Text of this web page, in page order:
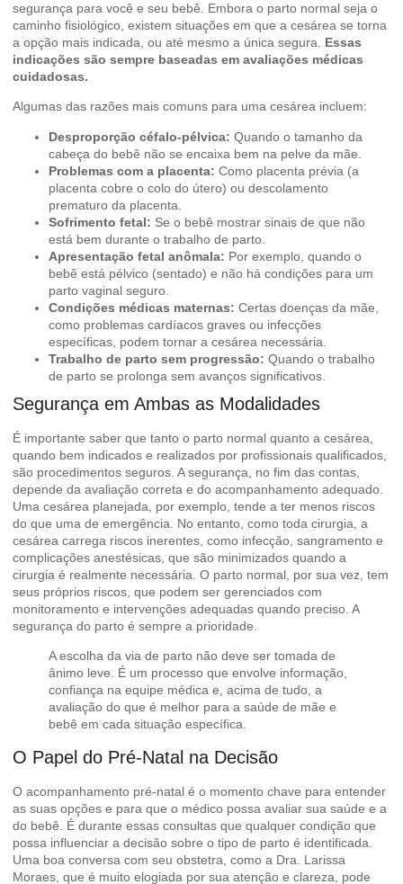
segurança para você e seu bebê. Embora o parto normal seja o
caminho fisiológico, existem situações em que a cesárea se torna
a opção mais indicada, ou até mesmo a única segura. Essas
indicações são sempre baseadas em avaliações médicas
cuidadosas.
Algumas das razões mais comuns para uma cesárea incluem:
Desproporção céfalo-pélvica: Quando o tamanho da
cabeça do bebê não se encaixa bem na pelve da mãe.
Problemas com a placenta: Como placenta prévia (a
placenta cobre o colo do útero) ou descolamento
prematuro da placenta.
Sofrimento fetal: Se o bebê mostrar sinais de que não
está bem durante o trabalho de parto.
Apresentação fetal anômala: Por exemplo, quando o
bebê está pélvico (sentado) e não há condições para um
parto vaginal seguro.
Condições médicas maternas: Certas doenças da mãe,
como problemas cardíacos graves ou infecções
específicas, podem tornar a cesárea necessária.
Trabalho de parto sem progressão: Quando o trabalho
de parto se prolonga sem avanços significativos.
Segurança em Ambas as Modalidades
É importante saber que tanto o parto normal quanto a cesárea,
quando bem indicados e realizados por profissionais qualificados,
são procedimentos seguros. A segurança, no fim das contas,
depende da avaliação correta e do acompanhamento adequado.
Uma cesárea planejada, por exemplo, tende a ter menos riscos
do que uma de emergência. No entanto, como toda cirurgia, a
cesárea carrega riscos inerentes, como infecção, sangramento e
complicações anestésicas, que são minimizados quando a
cirurgia é realmente necessária. O parto normal, por sua vez, tem
seus próprios riscos, que podem ser gerenciados com
monitoramento e intervenções adequadas quando preciso. A
segurança do parto é sempre a prioridade.
A escolha da via de parto não deve ser tomada de
ânimo leve. É um processo que envolve informação,
confiança na equipe médica e, acima de tudo, a
avaliação do que é melhor para a saúde de mãe e
bebê em cada situação específica.
O Papel do Pré-Natal na Decisão
O acompanhamento pré-natal é o momento chave para entender
as suas opções e para que o médico possa avaliar sua saúde e a
do bebê. É durante essas consultas que qualquer condição que
possa influenciar a decisão sobre o tipo de parto é identificada.
Uma boa conversa com seu obstetra, como a Dra. Larissa
Moraes, que é muito elogiada por sua atenção e clareza, pode